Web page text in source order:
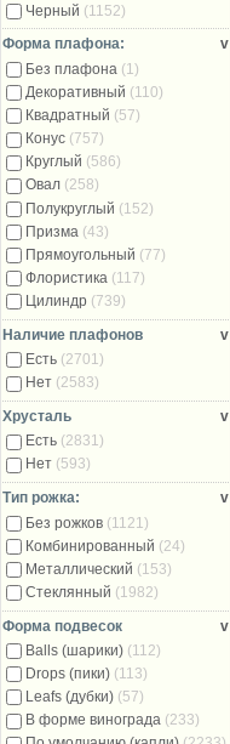
Черный (1152)
Форма плафона:
v
Без плафона (1)
Декоративный (110)
Квадратный (57)
Конус (757)
Круглый (586)
Овал (258)
Полукруглый (152)
Призма (43)
Прямоугольный (77)
Флористика (117)
Цилиндр (739)
Наличие плафонов
v
Есть (2701)
Нет (2583)
Хрусталь
v
Есть (2831)
Нет (593)
Тип рожка:
v
Без рожков (1121)
Комбинированный (24)
Металлический (153)
Стеклянный (1982)
Форма подвесок
v
Balls (шарики) (112)
Drops (пики) (113)
Leafs (дубки) (57)
В форме винограда (233)